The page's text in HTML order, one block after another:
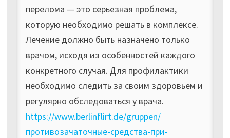
перелома — это серьезная проблема,
которую необходимо решать в комплексе.
Лечение должно быть назначено только
врачом, исходя из особенностей каждого
конкретного случая. Для профилактики
необходимо следить за своим здоровьем и
регулярно обследоваться у врача.
https://www.berlinflirt.de/gruppen/
противозачаточные-средства-при-